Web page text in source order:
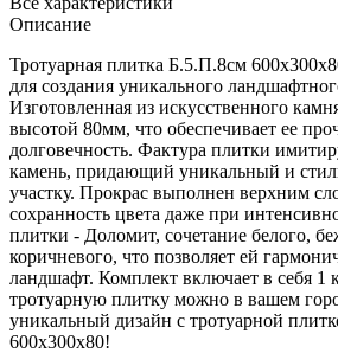
Описание
Тротуарная плитка Б.5.П.8см
для создания уникального
Изготовленная из искусственного
высотой 80мм, что обеспечивает ее
долговечность. Фактура плитки
камень, придающий уникальный и
участку. Прокрас выполнен верхним
сохранность цвета даже при
плитки - Доломит, сочетание белого,
коричневого, что позволяет ей
ландшафт. Комплект включает в себя 1
тротуарную плитку можно в вашем
уникальный дизайн с тротуарной
600х300х80!